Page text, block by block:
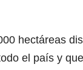
hectáreas
el país y que